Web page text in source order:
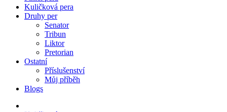
Kuličková pera
Druhy per
Senator
Tribun
Liktor
Pretorian
Ostatní
Příslušenství
Můj příběh
Blogs